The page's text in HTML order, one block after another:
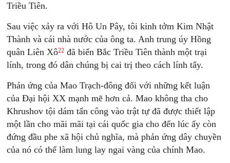
Triều Tiên.
Sau việc xảy ra với Hô Un Pây, tôi kinh tởm Kim Nhật
Thành và cái nhà nước của ông ta. Anh trung úy Hồng
quân Liên Xô22 đã biến Bắc Triều Tiên thành một trại
lính, trong đó dân chúng bị cai trị theo cách lính tẩy.
Phản ứng của Mao Trạch-đông đối với những kết luận
của Ðại hội XX mạnh mẽ hơn cả. Mao không tha cho
Khrushov tội dám tấn công vào trật tự đã được thiết lập
một lần cho mãi mãi tại cái quốc gia cho đến lúc ấy còn
đứng đầu phe xã hội chủ nghĩa, mà phản ứng dây chuyền
của nó có thể làm lung lay ngai vàng của chính Mao.